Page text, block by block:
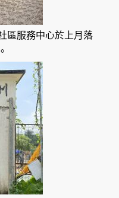
區服務中心於上月落